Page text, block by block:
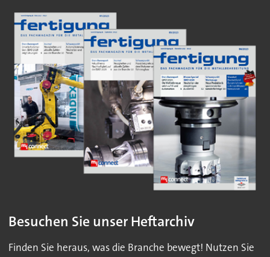
Besuchen Sie unser Heftarchiv
Finden Sie heraus, was die Branche bewegt! Nutzen Sie